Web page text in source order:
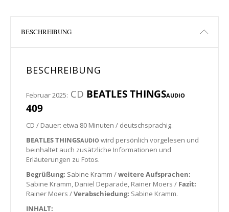
BESCHREIBUNG
BESCHREIBUNG
Februar 2025: CD BEATLES THINGSAUDIO
409
CD / Dauer: etwa 80 Minuten / deutschsprachig.
BEATLES THINGSAUDIO wird persönlich vorgelesen und
beinhaltet auch zusätzliche Informationen und
Erläuterungen zu Fotos.
Begrüßung: Sabine Kramm /weitere Aufsprachen:
Sabine Kramm, Daniel Deparade, Rainer Moers / Fazit:
Rainer Moers /Verabschiedung: Sabine Kramm.
INHALT: